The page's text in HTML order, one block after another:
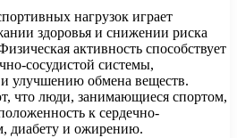
нагрузок играет
здоровья и снижении риска
активность способствует
сосудистой системы,
улучшению обмена веществ.
что люди, занимающиеся спортом,
к сердечно-
диабету и ожирению.